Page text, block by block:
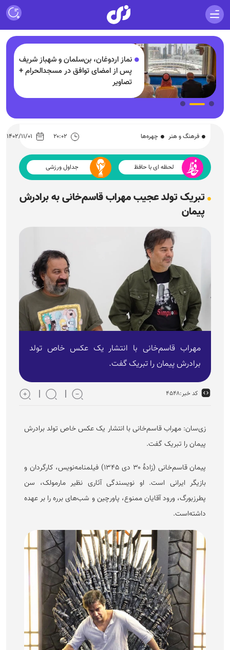
نماز اردوغان، بن‌سلمان و شهباز شریف
پس از امضای توافق در مسجدالحرام +
تصاویر
فرهنگ و هنر چهره‌ها ۲۰:۰۲ ۱۴۰۲/۱۱/۰۱
لحظه ای با حافظ جداول ورزشی
تبریک تولد عجیب مهراب قاسم‌خانی به برادرش
پیمان
مهراب قاسم‌خانی با انتشار یک عکس خاص تولد
برادرش پیمان را تبریک گفت.
کد خبر:۴۵۴۸
زی‌سان: مهراب قاسم‌خانی با انتشار یک عکس خاص تولد برادرش
پیمان را تبریک گفت.
پیمان قاسم‌خانی (زادهٔ ۳۰ دی ۱۳۴۵) فیلمنامه‌نویس، کارگردان و
بازیگر ایرانی است. او نویسندگی آثاری نظیر مارمولک، سن
پطرزبورگ، ورود آقایان ممنوع، پاورچین و شب‌های برره را بر عهده
داشته‌است.